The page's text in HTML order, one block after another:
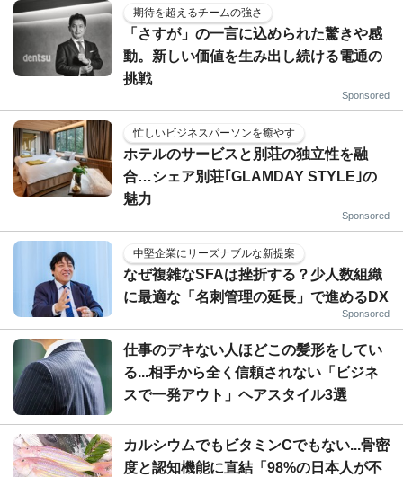
期待を超えるチームの強さ
「さすが」の一言に込められた驚きや感
動。新しい価値を生み出し続ける電通の
挑戦
Sponsored
忙しいビジネスパーソンを癒やす
ホテルのサービスと別荘の独立性を融
合…シェア別荘｢GLAMDAY STYLE｣の
魅力
Sponsored
中堅企業にリーズナブルな新提案
なぜ複雑なSFAは挫折する？少人数組織
に最適な「名刺管理の延長」で進めるDX
Sponsored
仕事のデキない人ほどこの髪形をしてい
る...相手から全く信頼されない「ビジネ
スで一発アウト」ヘアスタイル3選
カルシウムでもビタミンCでもない...骨密
度と認知機能に直結「98%の日本人が不